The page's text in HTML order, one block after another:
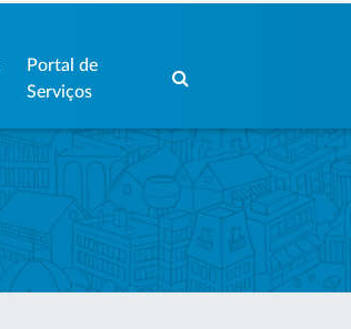
Portal de
Serviços